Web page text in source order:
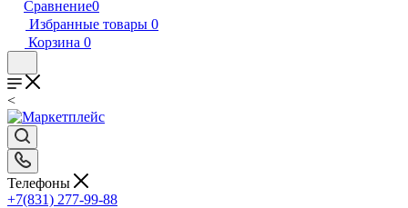
Сравнение0
Избранные товары 0
Корзина 0
<
Телефоны
+7(831) 277-99-88